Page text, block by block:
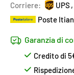
Corriere:
UPS
Poste
Garanzia di
Credito di